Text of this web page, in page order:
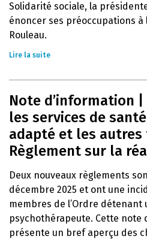
Solidarité sociale, la
énoncer ses préoccupations
Rouleau.
Lire la suite
Note d’information
les services de
adapté et les autres
Règlement sur la
Deux nouveaux règlements
décembre 2025 et ont une
membres de l’Ordre détenant
psychothérapeute. Cette note
présente un bref aperçu des